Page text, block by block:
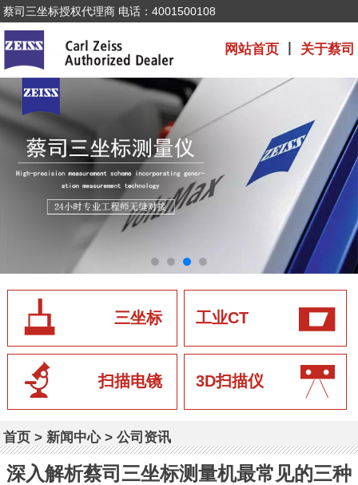
蔡司三坐标授权代理商 电话：4001500108
网站首页丨 关于蔡司
三坐标 工业CT
扫描电镜 3D扫描仪
首页 > 新闻中心>公司资讯
深入解析蔡司三坐标测量机最常见的三种